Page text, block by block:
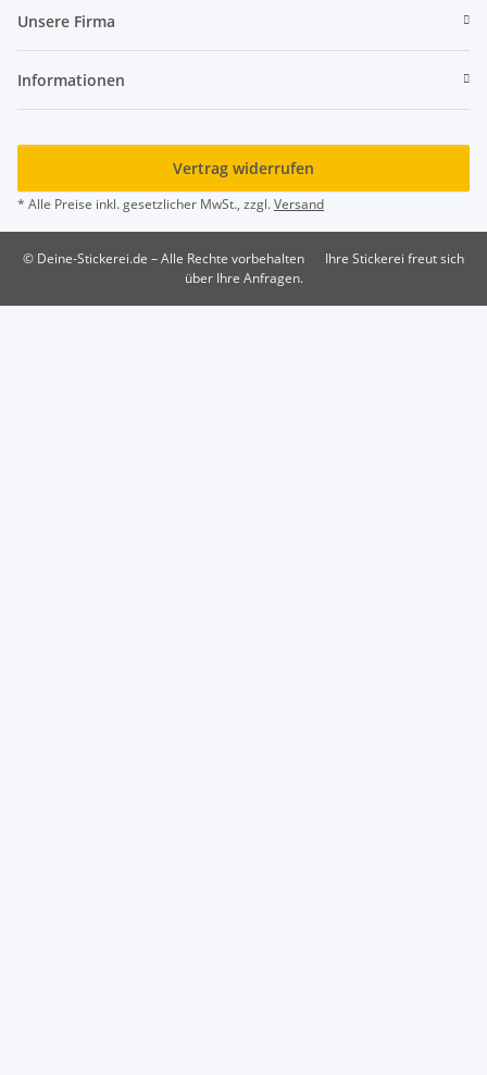
Unsere Firma
Informationen
Vertrag widerrufen
* Alle Preise inkl. gesetzlicher MwSt., zzgl.Versand
© Deine-Stickerei.de – Alle Rechte vorbehalten
Ihre Stickerei freut sich
über Ihre Anfragen.